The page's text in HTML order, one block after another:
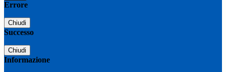
Errore
Chiudi
Successo
Chiudi
Informazione